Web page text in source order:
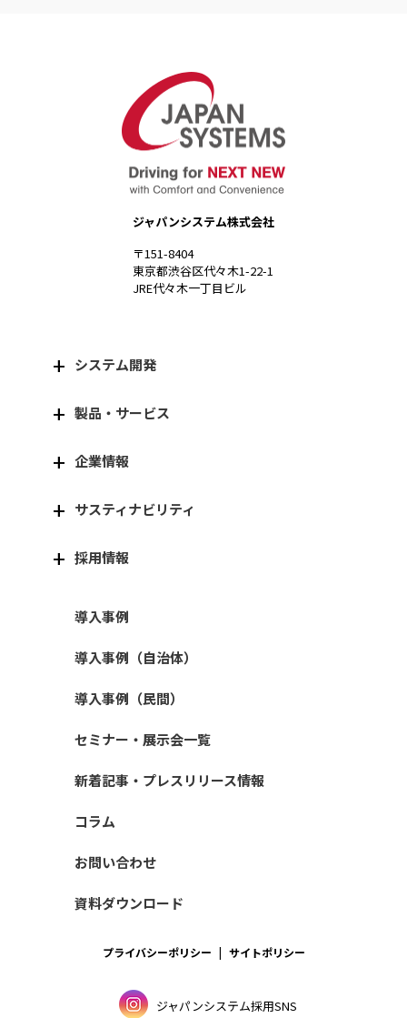
ジャパンシステム株式会社
〒151-8404
東京都渋谷区代々木1-22-1
JRE代々木一丁目ビル
プライバシーポリシー サイトポリシー
システム開発
製品・サービス
企業情報
サスティナビリティ
採用情報
導入事例
導入事例（自治体）
導入事例（民間）
セミナー・展示会一覧
新着記事・プレスリリース情報
コラム
お問い合わせ
資料ダウンロード
ジャパンシステム採用SNS